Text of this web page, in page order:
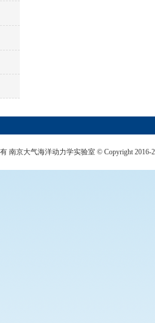
南京大气海洋动力学实验室 © Copyright 2016-